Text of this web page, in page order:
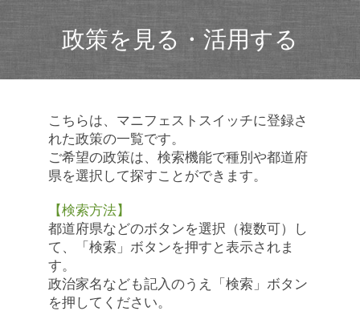
政策を見る・活用する
こちらは、マニフェストスイッチに登録さ
れた政策の一覧です。
ご希望の政策は、検索機能で種別や都道府
県を選択して探すことができます。
【検索方法】
都道府県などのボタンを選択（複数可）し
て、「検索」ボタンを押すと表示されま
す。
政治家名なども記入のうえ「検索」ボタン
を押してください。